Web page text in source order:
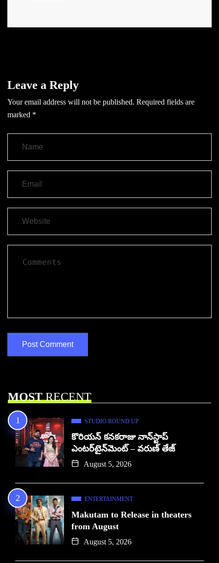
Leave a Reply
Your email address will not be published. Required fields are
marked *
MOSTRECENT
STUDIO ROUND UP
కొరియన్ కనకరాజు నాన్‌స్టాప్
ఎంటర్‌టైన్‌మెంట్ – వరుణ్ తేజ్
August 5, 2026
ENTERTAINMENT
Makutam to Release in theaters
from August
August 5, 2026